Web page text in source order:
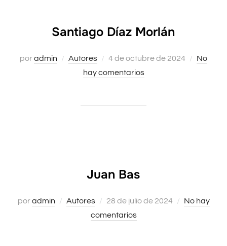
Santiago Díaz Morlán
poradmin Autores
Publicado
el
4 de octubre de 2024
No
hay comentarios
Juan Bas
poradmin Autores
Publicado
el
28 de julio de 2024
No hay
comentarios